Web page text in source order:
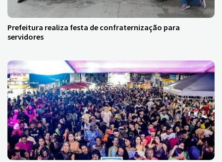
Prefeitura realiza festa de confraternização para
servidores